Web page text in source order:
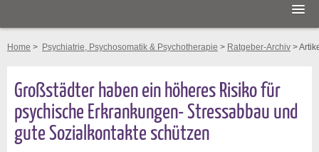
Home > Psychiatrie, Psychosomatik & Psychotherapie > Ratgeber-Archiv >
Großstädter haben ein höheres Risiko für
psychische Erkrankungen- Stressabbau und
gute Sozialkontakte schützen